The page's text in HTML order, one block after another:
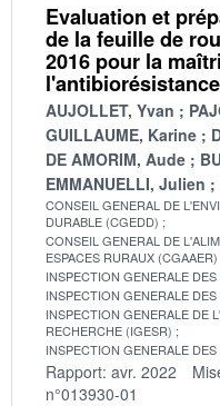
Evaluation et
de la feuille de
2016 pour la
l'antibiorésistance
AUJOLLET, Yvan
GUILLAUME, Karine
DE AMORIM, Aude
EMMANUELLI, Julien
CONSEIL GENERAL DE
DURABLE (CGEDD)
CONSEIL GENERAL DE
ESPACES RURAUX (CGAAER)
INSPECTION GENERALE
INSPECTION GENERALE
INSPECTION GENERALE DE
RECHERCHE (IGESR)
INSPECTION GENERALE
Rapport: avr. 2022
n°013930-01